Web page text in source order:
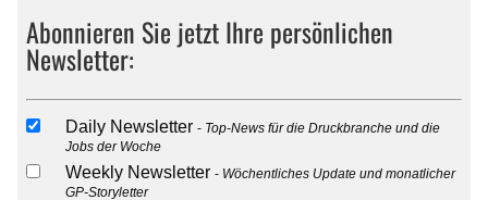
Abonnieren Sie jetzt Ihre persönlichen
Newsletter:
Daily Newsletter
Top-News für die Druckbranche und die
Jobs der Woche
Weekly Newsletter
Wöchentliches Update und monatlicher
GP-Storyletter